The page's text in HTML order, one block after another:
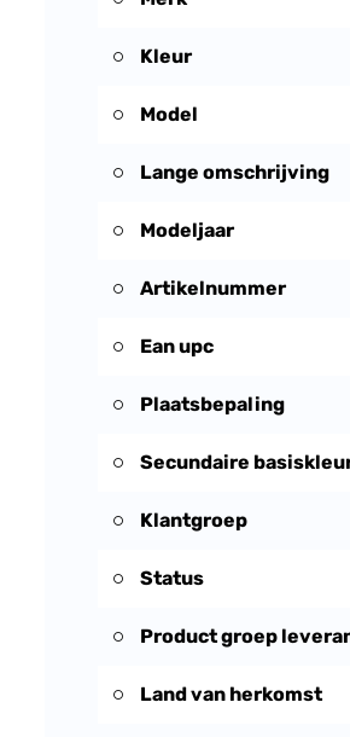
Kleur
Model
Lange omschrijving
Modeljaar
Artikelnummer
Ean upc
Plaatsbepaling
Secundaire
Klantgroep
Status
Product groep
Land van herkomst